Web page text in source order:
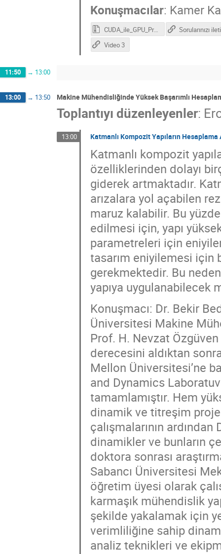
Konuşmacılar: Kamer
CUDA_ile_GPU_Programlama.zip
Sorularınızı
Video 3
11:50 → 13:00
13:00 → 13:50 Makine Mühendisliğinde Yüksek Başarımlı
Toplantıyı düzenleyenler:
13:00 Katmanlı Kompozit Yapıların Hesaplama
Katmanlı kompozit
özelliklerinden dolayı
giderek artmaktadır.
arızalara yol açabilen
maruz kalabilir. Bu
edilmesi için, yapı
parametreleri için
tasarım eniyilemesi için
gerekmektedir. Bu
yapıya uygulanabilecek
Konuşmacı: Dr. Bekir
Üniversitesi Makine
Prof. H. Nevzat
derecesini aldıktan
Mellon Üniversitesi’ne
and Dynamics
tamamlamıştır. Hem
dinamik ve titreşim
çalışmalarının
dinamikler ve bunların
doktora sonrası
Sabancı Üniversitesi
öğretim üyesi olarak
karmaşık mühendislik
şekilde yakalamak için
verimliliğine sahip
analiz teknikleri ve